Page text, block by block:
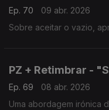
Ep. 70
09 abr. 2026
Sobre aceitar o vazio,
PZ + Retimbrar -
Ep. 69
08 abr. 2026
Uma abordagem irónica